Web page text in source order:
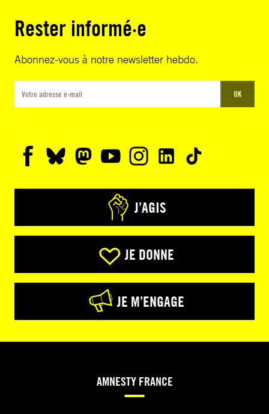
Rester informé·e
Abonnez-vous à notre newsletter hebdo.
OK
J’AGIS
JE DONNE
JE M’ENGAGE
AMNESTY FRANCE